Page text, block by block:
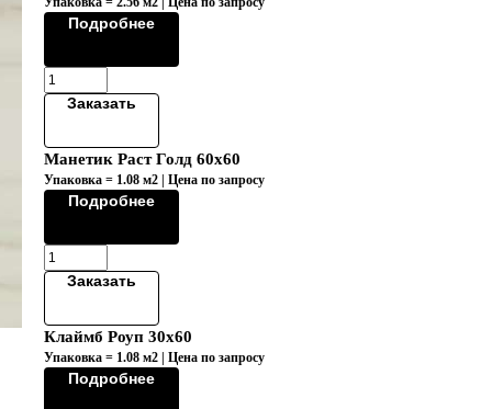
Подробнее
Заказать
Манетик Раст Голд 60х60
Упаковка = 1.08 м2 | Цена по запросу
Подробнее
Заказать
Клаймб Роуп 30х60
Упаковка = 1.08 м2 | Цена по запросу
Подробнее